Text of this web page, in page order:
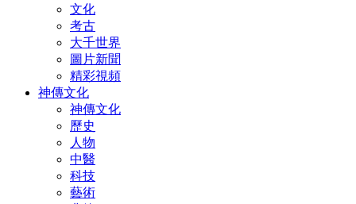
文化
考古
大千世界
圖片新聞
精彩視頻
神傳文化
神傳文化
歷史
人物
中醫
科技
藝術